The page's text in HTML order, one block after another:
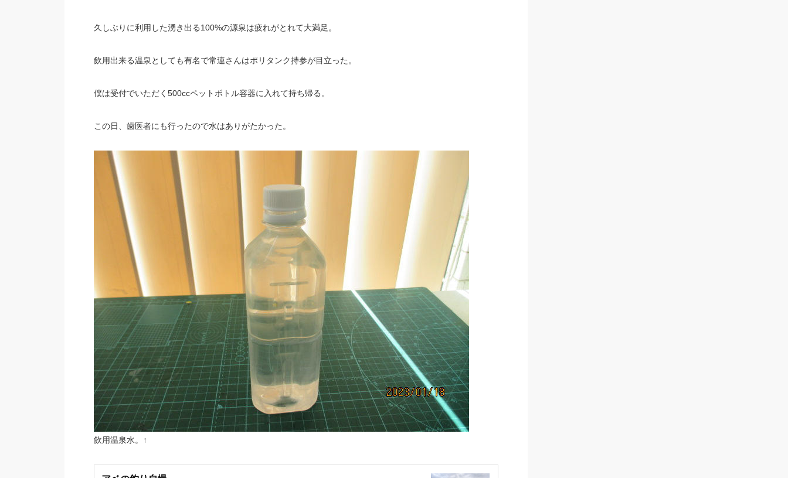
久しぶりに利用した湧き出る100%の源泉は疲れがとれて大満足。
飲用出来る温泉としても有名で常連さんはポリタンク持参が目立った。
僕は受付でいただく500ccペットボトル容器に入れて持ち帰る。
この日、歯医者にも行ったので水はありがたかった。
飲用温泉水。↑